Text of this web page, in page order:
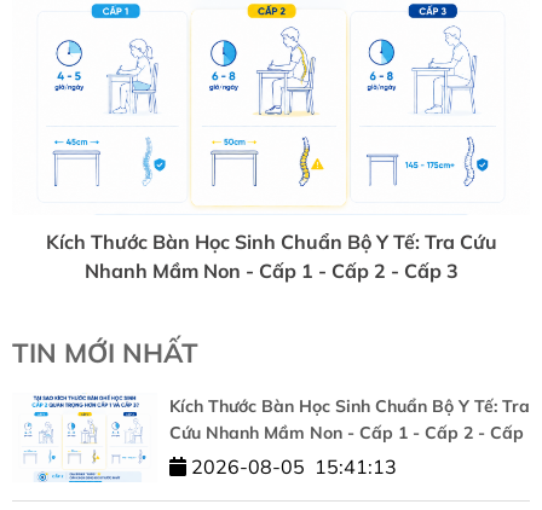
Kích Thước Bàn Học Sinh Chuẩn Bộ Y Tế: Tra Cứu
Nhanh Mầm Non - Cấp 1 - Cấp 2 - Cấp 3
TIN MỚI NHẤT
Kích Thước Bàn Học Sinh Chuẩn Bộ Y Tế: Tra
Cứu Nhanh Mầm Non - Cấp 1 - Cấp 2 - Cấp
3
2026-08-05 15:41:13